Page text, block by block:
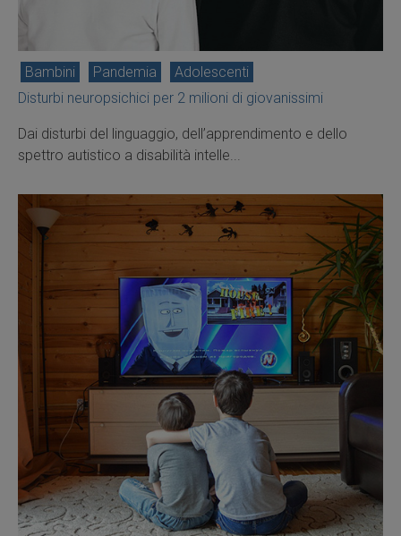
Bambini Pandemia
Adolescenti
Disturbi neuropsichici per 2 milioni di giovanissimi
Dai disturbi del linguaggio, dell’apprendimento e dello
spettro autistico a disabilità intelle...